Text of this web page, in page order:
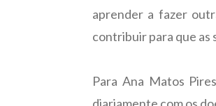
aprender a fazer
contribuir para que as
Para Ana Matos